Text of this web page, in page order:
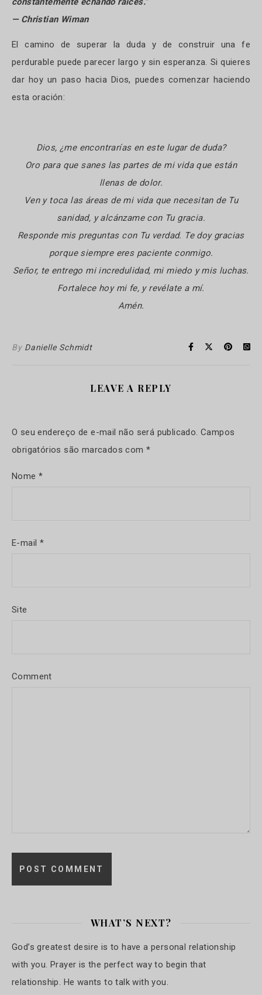
— Christian Wiman
El camino de superar la duda y de construir una fe
perdurable puede parecer largo y sin esperanza. Si quieres
dar hoy un paso hacia Dios, puedes comenzar haciendo
esta oración:
Dios, ¿me encontrarías en este lugar de duda?
Oro para que sanes las partes de mi vida que están
llenas de dolor.
Ven y toca las áreas de mi vida que necesitan de Tu
sanidad, y alcánzame con Tu gracia.
Responde mis preguntas con Tu verdad. Te doy gracias
porque siempre eres paciente conmigo.
Señor, te entrego mi incredulidad, mi miedo y mis luchas.
Fortalece hoy mi fe, y revélate a mí.
Amén.
By Danielle Schmidt
LEAVE A REPLY
O seu endereço de e-mail não será publicado. Campos
obrigatórios são marcados com *
Nome *
E-mail *
Site
Comment
WHAT’S NEXT?
God’s greatest desire is to have a personal relationship
with you. Prayer is the perfect way to begin that
relationship. He wants to talk with you.